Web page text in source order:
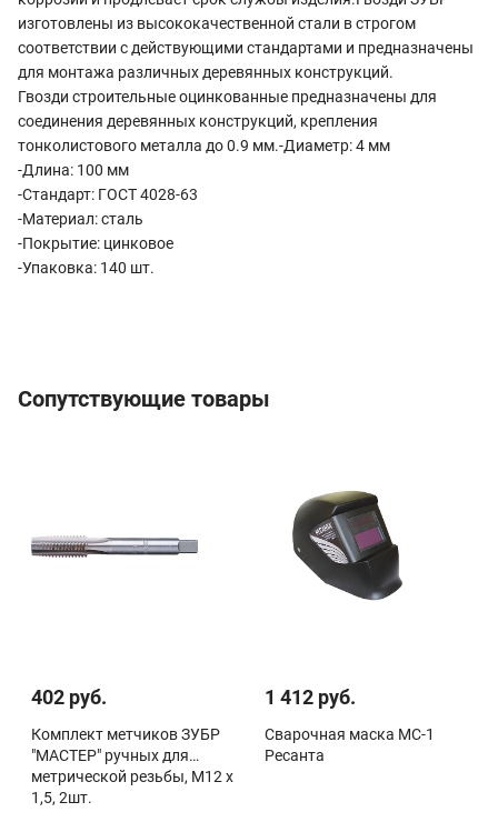
изготовлены из высококачественной стали в строгом
соответствии с действующими стандартами и предназначены
для монтажа различных деревянных конструкций.
Гвозди строительные оцинкованные предназначены для
соединения деревянных конструкций, крепления
тонколистового металла до 0.9 мм.-Диаметр: 4 мм
-Длина: 100 мм
-Стандарт: ГОСТ 4028-63
-Материал: сталь
-Покрытие: цинковое
-Упаковка: 140 шт.
Сопутствующие товары
402 руб.
Комплект метчиков ЗУБР
"МАСТЕР" ручных для
метрической резьбы, М12 x
1,5, 2шт.
1 412 руб.
Сварочная маска МС-1
Ресанта